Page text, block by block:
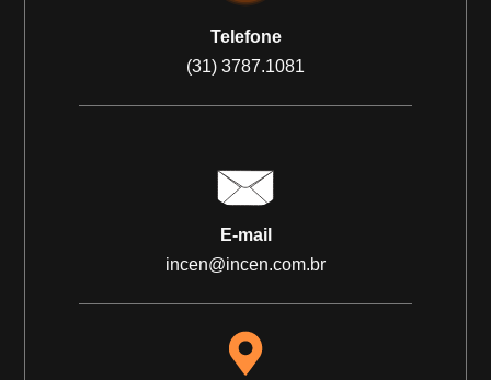
Telefone
(31) 3787.1081
E-mail
incen@incen.com.br